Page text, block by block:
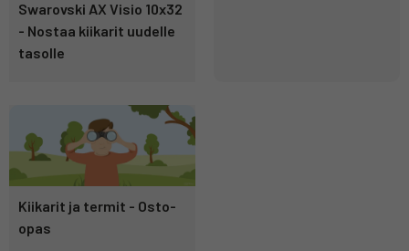
Swarovski AX Visio 10x32
- Nostaa kiikarit uudelle
tasolle
Kiikarit ja termit - Osto-
opas